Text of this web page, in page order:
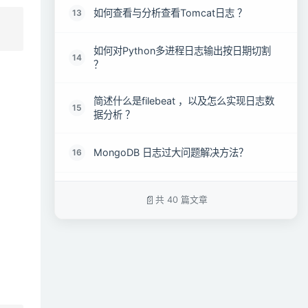
13 如何查看与分析查看Tomcat日志 ？
14
如何对Python多进程日志输出按日期切割
？
15
简述什么是filebeat ，以及怎么实现日志数
据分析 ？
16 MongoDB 日志过大问题解决方法？
共 40 篇文章